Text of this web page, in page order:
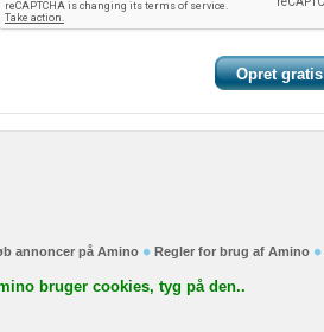
annoncer på Amino Regler for brug af Amino
bruger cookies, tyg på den..